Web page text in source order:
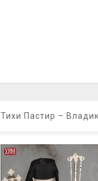
Тихи Пастир –